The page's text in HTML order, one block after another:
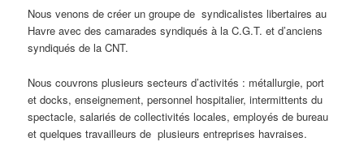
Nous venons de créer un groupe de syndicalistes libertaires au
Havre avec des camarades syndiqués à la C.G.T. et d’anciens
syndiqués de la CNT.
Nous couvrons plusieurs secteurs d’activités : métallurgie, port
et docks, enseignement, personnel hospitalier, intermittents du
spectacle, salariés de collectivités locales, employés de bureau
et quelques travailleurs de plusieurs entreprises havraises.